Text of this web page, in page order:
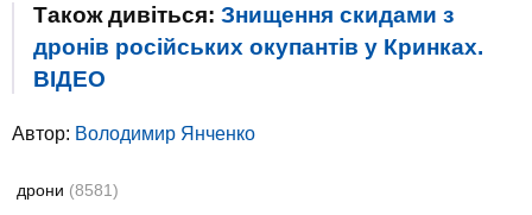
Також дивіться: Знищення скидами з
дронів російських окупантів у Кринках.
ВIДЕО
Автор: Володимир Янченко
дрони (8581)